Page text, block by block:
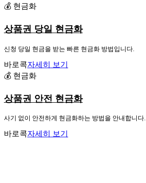
💰 현금화
상품권 당일 현금화
신청 당일 현금을 받는 빠른 현금화 방법입니다.
바로콕자세히 보기
💰 현금화
상품권 안전 현금화
사기 없이 안전하게 현금화하는 방법을 안내합니다.
바로콕자세히 보기